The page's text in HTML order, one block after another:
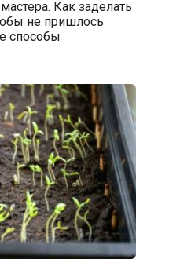
Как заделать
не пришлось
способы